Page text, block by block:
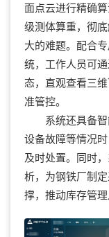
面点云进行精确
级测体算重，彻
大的难题。配合
统，工作人员可
态，直观查看三
准管控。
系统还具备智
设备故障等情况
及时处置。同时
析，为钢铁厂制
撑，推动库存管理